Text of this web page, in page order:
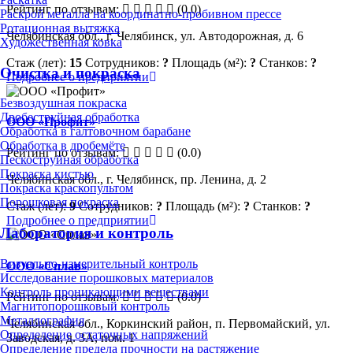
Раскрой металла на координатно-пробивном прессе
Ротационная вытяжка
Художественная ковка
Очистка и покраска
Безвоздушная покраска
Дробеструйная обработка
Обработка в галтовочном барабане
Обработка в дробемёте
Пескоструйная обработка
Покраска кистью
Покраска краскопультом
Порошковая покраска
Лаборатория и контроль
Визуально-измерительный контроль
Исследование порошковых материалов
Контроль проникающими веществами
Магнитопорошковый контроль
Металлография
Определение остаточных напряжений
Определение предела прочности на растяжение
Рейтинг по отзывам:
(0.0)
Челябинская обл., г. Челябинск, ул. Автодорожная, д. 6
Стаж (лет): 15 Сотрудников: ? Площадь (м²): ? Станков: ?
Подробнее о предприятии
ООО «Профит»
Рейтинг по отзывам:
(0.0)
Челябинская обл., г. Челябинск, пр. Ленина, д. 2
Стаж (лет):9 Сотрудников: ? Площадь (м²): ? Станков: ?
Подробнее о предприятии
ООО «Сплав»
Рейтинг по отзывам:
(0.0)
Челябинская обл., Коркинский район, п. Первомайский, ул.
Заводская, д. 3А, пом. 1